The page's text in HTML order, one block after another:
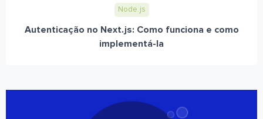
Node.js
Autenticação no Next.js: Como funciona e como
implementá-la